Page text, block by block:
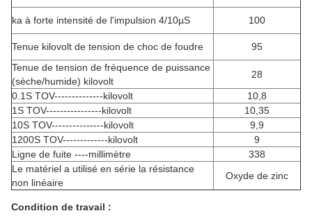
ka à forte intensité de l'impulsion 4/10µS 100
Tenue kilovolt de tension de choc de foudre
95
Tenue de tension de fréquence de puissance
(sèche/humide) kilovolt
28
0.1S TOV--------------kilovolt
10,8
1S TOV----------------kilovolt
10,35
10S TOV---------------kilovolt
9,9
1200S TOV-------------kilovolt
9
Ligne de fuite ----millimètre
338
Le matériel a utilisé en série la résistance
non linéaire
Oxyde de zinc
Condition de travail :